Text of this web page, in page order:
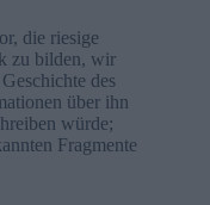
die riesige
zu bilden, wir
des
über ihn
würde;
Fragmente